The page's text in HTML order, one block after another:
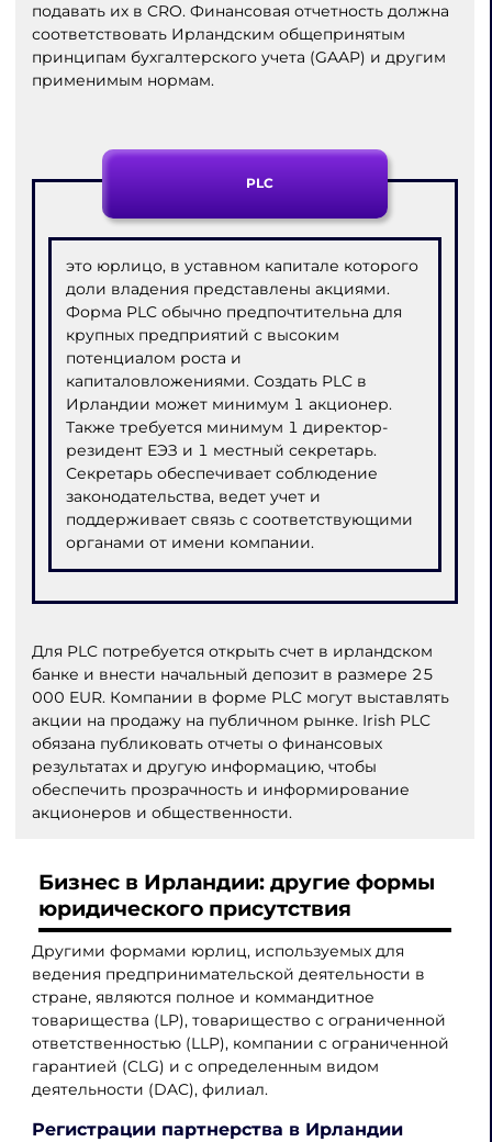
подавать их в CRO. Финансовая отчетность должна
соответствовать Ирландским общепринятым
принципам бухгалтерского учета (GAAP) и другим
применимым нормам.
PLC
это юрлицо, в уставном капитале которого
доли владения представлены акциями.
Форма PLC обычно предпочтительна для
крупных предприятий с высоким
потенциалом роста и
капиталовложениями. Создать PLC в
Ирландии может минимум 1 акционер.
Также требуется минимум 1 директор-
резидент ЕЭЗ и 1 местный секретарь.
Секретарь обеспечивает соблюдение
законодательства, ведет учет и
поддерживает связь с соответствующими
органами от имени компании.
Для PLC потребуется открыть счет в ирландском
банке и внести начальный депозит в размере 25
000 EUR. Компании в форме PLC могут выставлять
акции на продажу на публичном рынке. Irish PLC
обязана публиковать отчеты о финансовых
результатах и другую информацию, чтобы
обеспечить прозрачность и информирование
акционеров и общественности.
Бизнес в Ирландии: другие формы
юридического присутствия
Другими формами юрлиц, используемых для
ведения предпринимательской деятельности в
стране, являются полное и коммандитное
товарищества (LP), товарищество с ограниченной
ответственностью (LLP), компании с ограниченной
гарантией (CLG) и с определенным видом
деятельности (DAC), филиал.
Регистрации партнерства в Ирландии